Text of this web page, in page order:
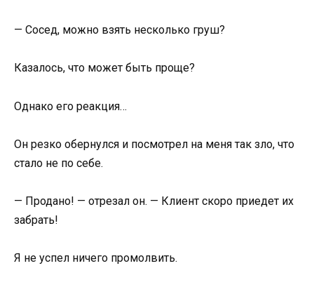
— Сосед, можно взять несколько груш?
Казалось, что может быть проще?
Однако его реакция…
Он резко обернулся и посмотрел на меня так зло, что
стало не по себе.
— Продано! — отрезал он. — Клиент скоро приедет их
забрать!
Я не успел ничего промолвить.